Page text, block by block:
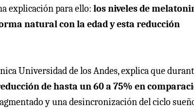
explicación para ello: los niveles de
natural con la edad y esta reducción
Universidad de los Andes, explica que
de hasta un 60 a 75% en
y una desincronización del ciclo